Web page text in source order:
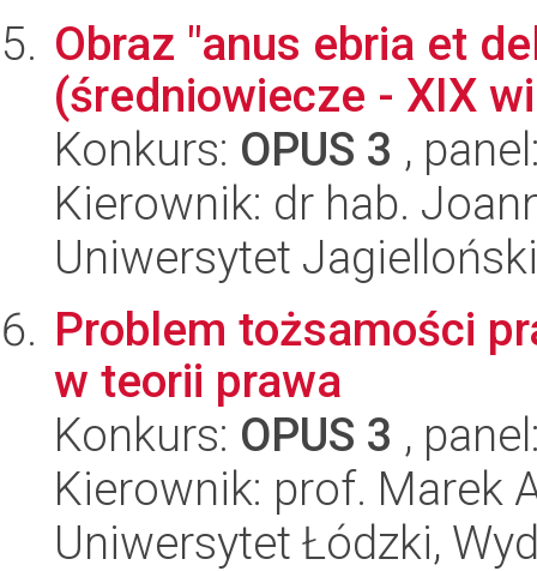
Obraz "anus ebria et
(średniowiecze - XIX
Konkurs: OPUS 3 ,
Kierownik: dr hab.
Uniwersytet
Problem tożsamości
w teorii prawa
Konkurs: OPUS 3 ,
Kierownik: prof. Marek
Uniwersytet Łódzki,